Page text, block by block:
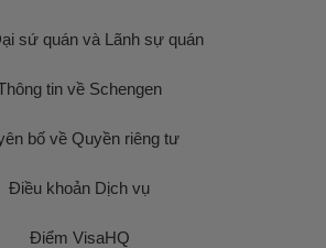
sứ quán và Lãnh sự quán
tin về Schengen
bố về Quyền riêng tư
Điều khoản Dịch vụ
Điểm VisaHQ